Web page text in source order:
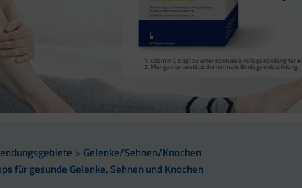
Vitamin C trägt zu einer normalen Kollagenbildung für
Mangan unterstützt die normale Bindegewebsbildung.
Mangan trägt zur normalen Bindegewebsbildung und
zählen zum Bindegewebe.
Calcium, Vitamin D, Magnesium, Mangan, Zink und
Mangan trägt zu einer normalen Bindegewebsbildung
Gelenke/Sehnen/Knochen
für gesunde Gelenke, Sehnen und Knochen